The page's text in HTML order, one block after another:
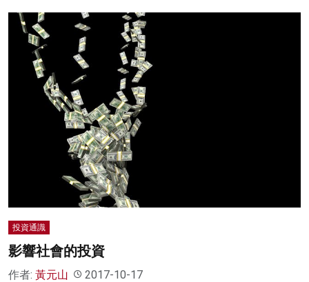
投資通識
影響社會的投資
作者: 黃元山 2017-10-17